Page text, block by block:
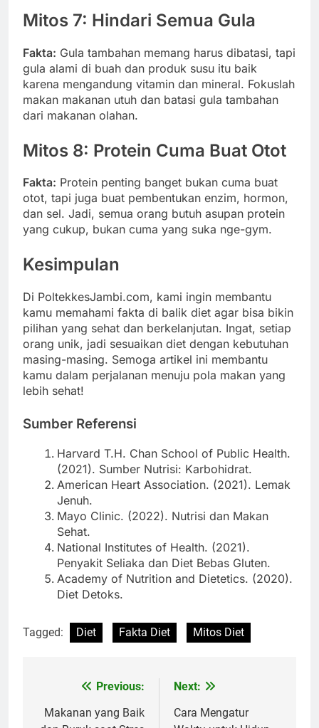
Mitos 7: Hindari Semua Gula
Fakta: Gula tambahan memang harus dibatasi, tapi
gula alami di buah dan produk susu itu baik
karena mengandung vitamin dan mineral. Fokuslah
makan makanan utuh dan batasi gula tambahan
dari makanan olahan.
Mitos 8: Protein Cuma Buat Otot
Fakta: Protein penting banget bukan cuma buat
otot, tapi juga buat pembentukan enzim, hormon,
dan sel. Jadi, semua orang butuh asupan protein
yang cukup, bukan cuma yang suka nge-gym.
Kesimpulan
Di PoltekkesJambi.com, kami ingin membantu
kamu memahami fakta di balik diet agar bisa bikin
pilihan yang sehat dan berkelanjutan. Ingat, setiap
orang unik, jadi sesuaikan diet dengan kebutuhan
masing-masing. Semoga artikel ini membantu
kamu dalam perjalanan menuju pola makan yang
lebih sehat!
Sumber Referensi
Harvard T.H. Chan School of Public Health.
(2021). Sumber Nutrisi: Karbohidrat.
American Heart Association. (2021). Lemak
Jenuh.
Mayo Clinic. (2022). Nutrisi dan Makan
Sehat.
National Institutes of Health. (2021).
Penyakit Seliaka dan Diet Bebas Gluten.
Academy of Nutrition and Dietetics. (2020).
Diet Detoks.
Tagged: Diet Fakta Diet Mitos Diet
Navigasi
pos
Previous:
Makanan yang Baik
Next:
Cara Mengatur